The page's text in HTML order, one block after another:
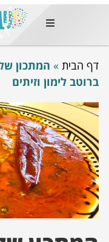
החמות
בימים
באזור
Et
odio
mauris, wisi
tortor
feugiat
ultricies
Congue
דף הבית » המתכון
ברוטב לימון וזיתים